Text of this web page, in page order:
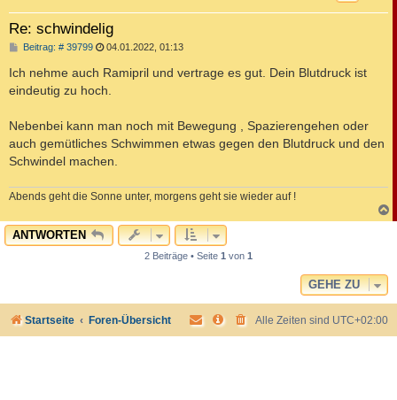
Re: schwindelig
Beitrag: # 39799B
i
t
r
04.01.2022, 01:13
Ich nehme auch Ramipril und vertrage es gut. Dein Blutdruck ist
eindeutig zu hoch.
Nebenbei kann man noch mit Bewegung , Spazierengehen oder
auch gemütliches Schwimmen etwas gegen den Blutdruck und den
Schwindel machen.
Abends geht die Sonne unter, morgens geht sie wieder auf !
a
ANTWORTEN
2 Beiträge • Seite 1 von 1
GEHE ZU
Startseite Foren-Übersicht Alle Zeiten sind UTC+02:00